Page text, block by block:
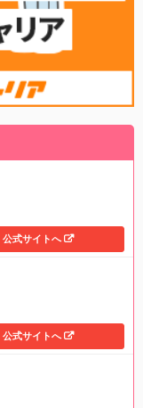
公式サイトへ
公式サイトへ